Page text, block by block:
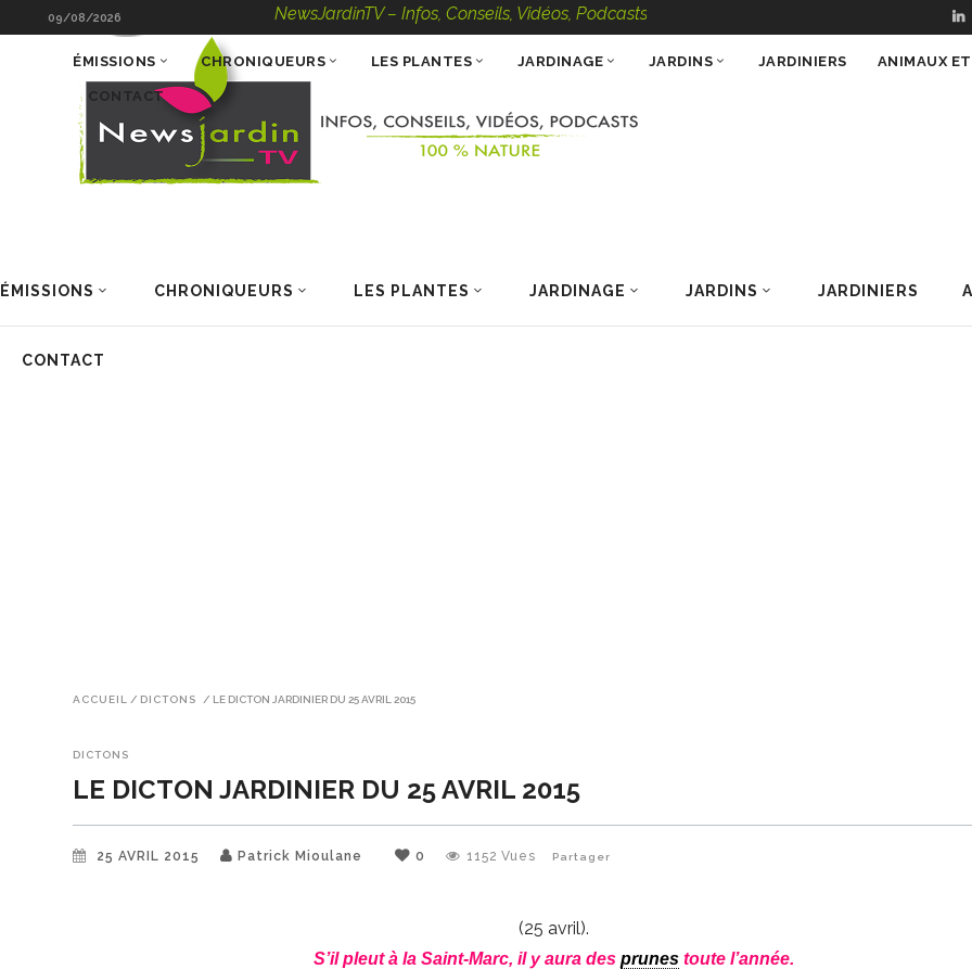
09/08/2026 NewsJardinTV – Infos, Conseils, Vidéos, Podcasts – 100 % Nature
ÉMISSIONS CHRONIQUEURS LES PLANTES JARDINAGE JARDINS JARDINIERS
CONTACT
ÉMISSIONS CHRONIQUEURS LES PLANTES JARDINAGE JARDINS JARDINIERS ANIMAUX
CONTACT
ACCUEIL / DICTONS / LE DICTON JARDINIER DU 25 AVRIL 2015
DICTONS
LE DICTON JARDINIER DU 25 AVRIL 2015
25 AVRIL 2015 Patrick Mioulane 0 1152 Vues Partager
(25 avril).
S’il pleut à la Saint-Marc, il y aura desprunes toute l’année.